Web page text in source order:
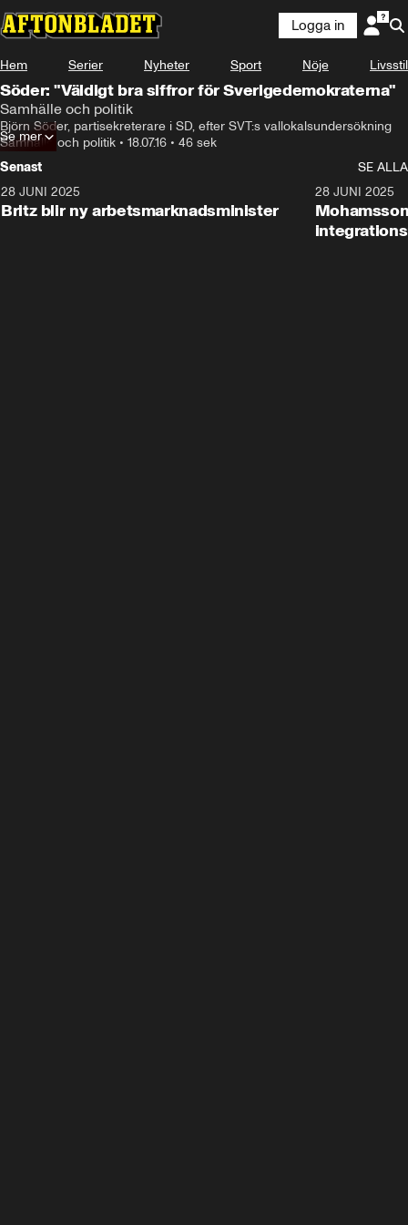
Logga in
Hem Serier Nyheter Sport Nöje Livsstil
Söder: "Väldigt bra siffror för Sverigedemokraterna"
Samhälle och politik
Björn Söder, partisekreterare i SD, efter SVT:s vallokalsundersökning
Samhälle och politik • 18.07.16 • 46 sek
Se mer
Senast
SE ALLA
28 JUNI 2025
Britz blir ny arbetsmarknadsminister
28 JUNI 2025